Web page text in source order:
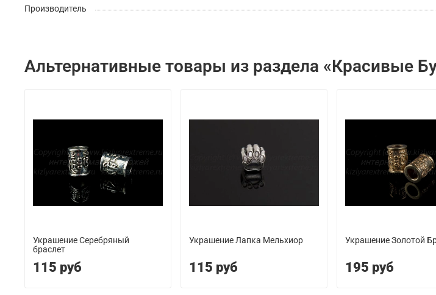
Производитель
Альтернативные товары из раздела «Красивые
Украшение Серебряный
браслет
115 руб
Украшение Лапка Мельхиор
115 руб
Украшение Золотой
195 руб